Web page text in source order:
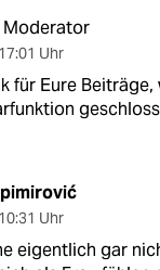
Moderator
17:01 Uhr
für Eure
10:31 Uhr
eigentlich gar